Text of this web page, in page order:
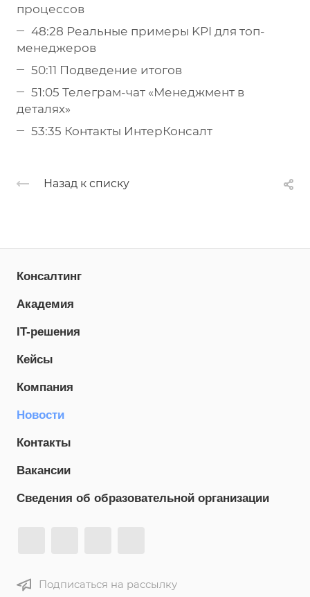
процессов
48:28 Реальные примеры KPI для топ-
менеджеров
50:11 Подведение итогов
51:05 Телеграм-чат «Менеджмент в
деталях»
53:35 Контакты ИнтерКонсалт
Назад к списку
Консалтинг
Академия
IT-решения
Кейсы
Компания
Новости
Контакты
Вакансии
Сведения об образовательной организации
Подписаться на рассылку